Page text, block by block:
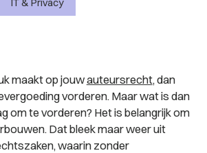
IT & Privacy
maakt op jouwauteursrecht, dan
vorderen. Maar wat is dan
om te vorderen? Het is belangrijk om
Dat bleek maar weer uit
waarin zonder